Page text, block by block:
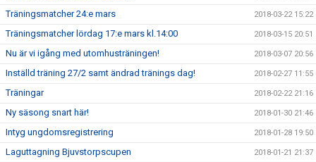
Träningsmatcher 24:e mars 2018-03-22 15:22
Träningsmatcher lördag 17:e mars kl.14:00 2018-03-15 20:51
Nu är vi igång med utomhusträningen! 2018-03-07 20:56
Inställd träning 27/2 samt ändrad tränings dag! 2018-02-27 11:55
Träningar 2018-02-22 21:16
Ny säsong snart här! 2018-01-30 21:46
Intyg ungdomsregistrering 2018-01-28 19:50
Laguttagning Bjuvstorpscupen 2018-01-21 21:37